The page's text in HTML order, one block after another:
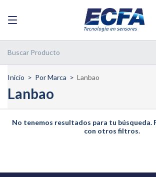
Inicio > Por Marca > Lanbao
Lanbao
No tenemos resultados para tu búsqueda.
con otros filtros.